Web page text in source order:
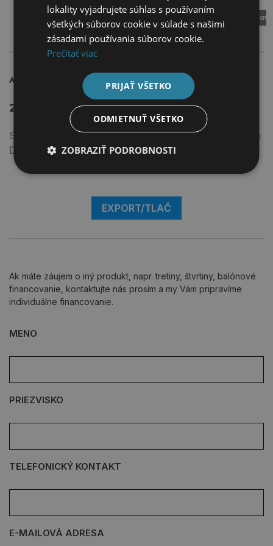
7 rokov
AKONTÁCIA
25 893 €
MESAČNÁ SPLÁTKA
S POISTENÍM
302,06 €
Sumy mesačnej splátky a akontácie sú vrátane úmoru
DPH.
EXPORT/TLAČ
Ak máte záujem o iný produkt, napr. tretiny, štvrtiny, balónové
financovanie, kontaktujte nás prosím a my Vám pripravíme
individuálne financovanie.
MENO
PRIEZVISKO
TELEFONICKÝ KONTAKT
E-MAILOVÁ ADRESA
lokality vyjadrujete súhlas s používaním
všetkých súborov cookie v súlade s našimi
zásadami používania súborov cookie.
Prečítať viac
PRIJAŤ VŠETKO
ODMIETNUŤ VŠETKO
ZOBRAZIŤ PODROBNOSTI